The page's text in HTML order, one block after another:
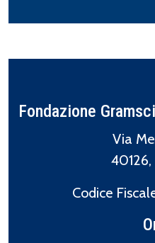
Fondazione
Via
Codice